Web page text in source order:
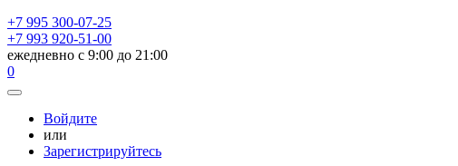
+7 995 300-07-25
+7 993 920-51-00
ежедневно с 9:00 до 21:00
0
Войдите
или
Зарегистрируйтесь